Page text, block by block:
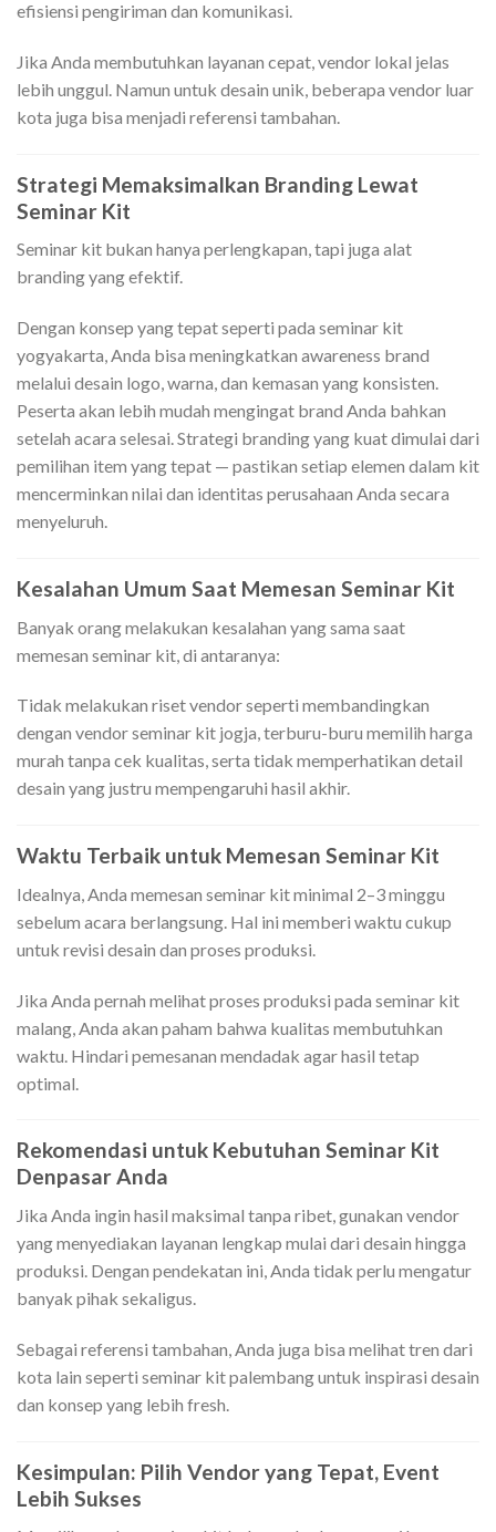
efisiensi pengiriman dan komunikasi.
Jika Anda membutuhkan layanan cepat, vendor lokal jelas
lebih unggul. Namun untuk desain unik, beberapa vendor luar
kota juga bisa menjadi referensi tambahan.
Strategi Memaksimalkan Branding Lewat
Seminar Kit
Seminar kit bukan hanya perlengkapan, tapi juga alat
branding yang efektif.
Dengan konsep yang tepat seperti pada seminar kit
yogyakarta, Anda bisa meningkatkan awareness brand
melalui desain logo, warna, dan kemasan yang konsisten.
Peserta akan lebih mudah mengingat brand Anda bahkan
setelah acara selesai. Strategi branding yang kuat dimulai dari
pemilihan item yang tepat — pastikan setiap elemen dalam kit
mencerminkan nilai dan identitas perusahaan Anda secara
menyeluruh.
Kesalahan Umum Saat Memesan Seminar Kit
Banyak orang melakukan kesalahan yang sama saat
memesan seminar kit, di antaranya:
Tidak melakukan riset vendor seperti membandingkan
dengan vendor seminar kit jogja, terburu-buru memilih harga
murah tanpa cek kualitas, serta tidak memperhatikan detail
desain yang justru mempengaruhi hasil akhir.
Waktu Terbaik untuk Memesan Seminar Kit
Idealnya, Anda memesan seminar kit minimal 2–3 minggu
sebelum acara berlangsung. Hal ini memberi waktu cukup
untuk revisi desain dan proses produksi.
Jika Anda pernah melihat proses produksi pada seminar kit
malang, Anda akan paham bahwa kualitas membutuhkan
waktu. Hindari pemesanan mendadak agar hasil tetap
optimal.
Rekomendasi untuk Kebutuhan Seminar Kit
Denpasar Anda
Jika Anda ingin hasil maksimal tanpa ribet, gunakan vendor
yang menyediakan layanan lengkap mulai dari desain hingga
produksi. Dengan pendekatan ini, Anda tidak perlu mengatur
banyak pihak sekaligus.
Sebagai referensi tambahan, Anda juga bisa melihat tren dari
kota lain seperti seminar kit palembang untuk inspirasi desain
dan konsep yang lebih fresh.
Kesimpulan: Pilih Vendor yang Tepat, Event
Lebih Sukses